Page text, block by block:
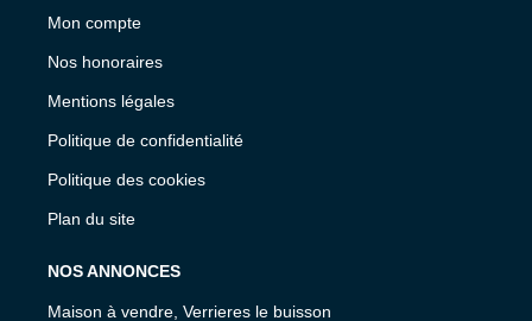
Mon compte
Nos honoraires
Mentions légales
Politique de confidentialité
Politique des cookies
Plan du site
NOS ANNONCES
Maison à vendre, Verrieres le buisson